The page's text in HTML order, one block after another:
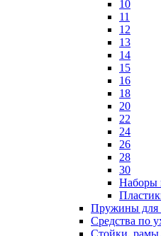
10
11
12
13
14
15
16
18
20
22
24
26
28
30
Наборы
Пружины для
Средства по
Стойки,